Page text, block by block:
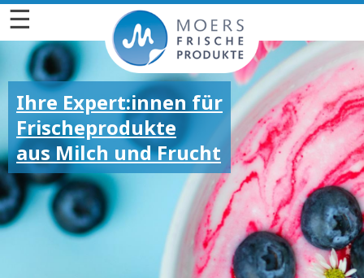
☰
Ihre Expert:innen für
Frischeprodukte
aus Milch und Frucht